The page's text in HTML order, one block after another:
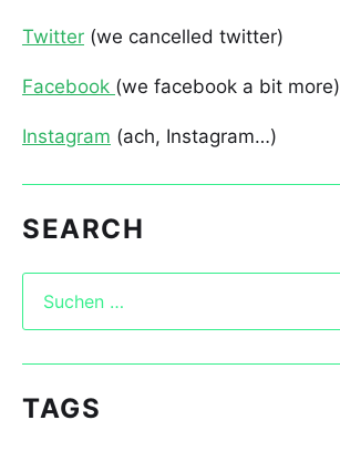
Twitter (we cancelled twitter)
Facebook (we facebook a bit more)
Instagram (ach, Instagram…)
SEARCH
TAGS